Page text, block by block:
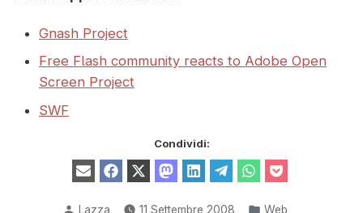
Gnash Project
Free Flash community reacts to Adobe Open
Screen Project
SWF
Condividi:
Share
on
E
m
i
Share
on
F
a
Share
on
X
(
w
Share
on
M
a
t
Share
on
L
i
k
Share
on
e
e
Share
on
W
h
t
Share
on
P
o
k
Pubblicato
Lazza 11 Settembre 2008 Pubblicato
Web